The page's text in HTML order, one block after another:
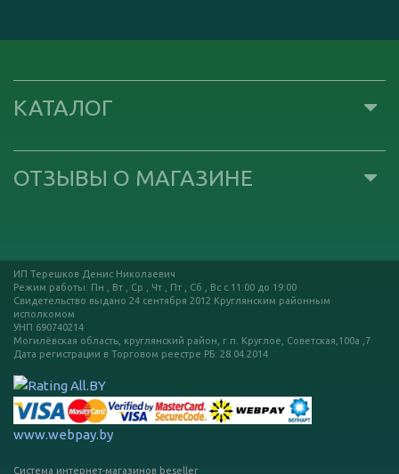
КАТАЛОГ
ОТЗЫВЫ О МАГАЗИНЕ
ИП Терешков Денис Николаевич
Режим работы: Пн , Вт , Ср , Чт , Пт , Сб , Вс c 11:00 до 19:00
Свидетельство выдано 24 сентября 2012 Круглянским районным
исполкомом
УНП 690740214
Могилёвская область, круглянский район, г.п. Круглое, Советская,100а ,7
Дата регистрации в Торговом реестре РБ: 28.04.2014
www.webpay.by
Система интернет-магазинов beseller